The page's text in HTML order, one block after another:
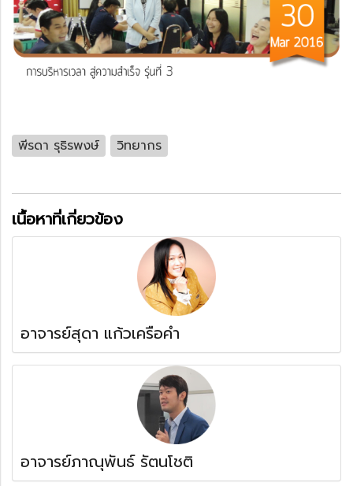
พีรดา รุธิรพงษ์ วิทยากร
เนื้อหาที่เกี่ยวข้อง
อาจารย์สุดา แก้วเครือคำ
อาจารย์ภาณุพันธ์ รัตนโชติ